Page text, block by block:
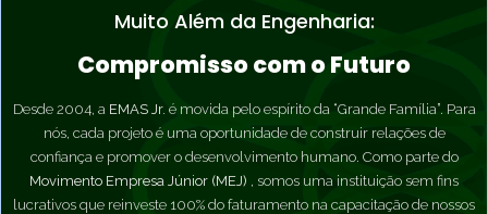
Muito Além da Engenharia:
Compromisso com o Futuro
Desde 2004, a EMAS Jr. é movida pelo espírito da “Grande Família”. Para
nós, cada projeto é uma oportunidade de construir relações de
confiança e promover o desenvolvimento humano. Como parte do
Movimento Empresa Júnior (MEJ) , somos uma instituição sem fins
lucrativos que reinveste 100% do faturamento na capacitação de nossos